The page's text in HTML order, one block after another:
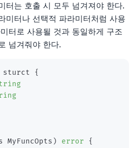
수, 새로운 문자열 함수
, 타입이 있는 배열
패러다임
터페이스
고 임포트
터는 호출 시 모두 넘겨져야 한다.
미터나 선택적 파라미터처럼 사용
터로 사용될 것과 동일하게 구조
넘겨줘야 한다.
sturct {
MyFuncOpts ) error
{